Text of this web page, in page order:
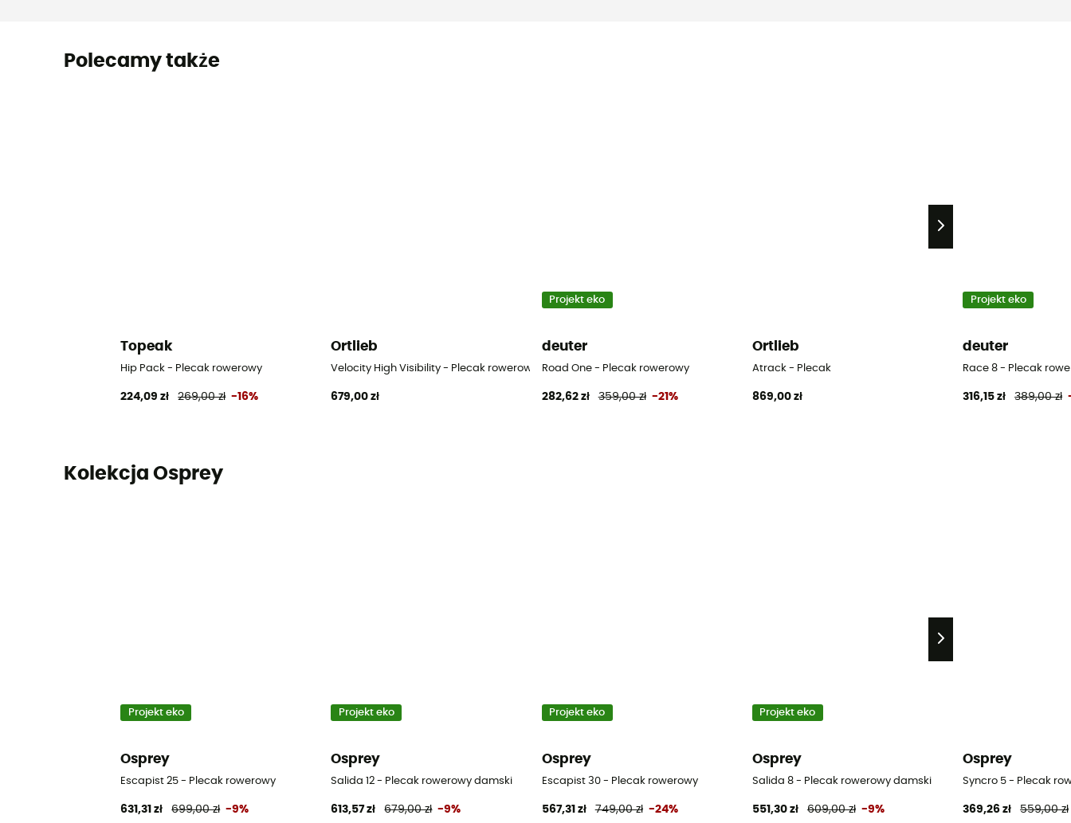
Polecamy także
Topeak
Hip Pack - Plecak rowerowy
224,09 zł 269,00 zł -16%
Ortlieb
Velocity High Visibility - Plecak rowerowy
679,00 zł
Projekt eko
deuter
Road One - Plecak rowerowy
282,62 zł 359,00 zł -21%
Ortlieb
Atrack - Plecak
869,00 zł
Projekt eko
deuter
Race 8 - Plecak
316,15 zł 389,00 zł
Kolekcja Osprey
Projekt eko
Osprey
Escapist 25 - Plecak rowerowy
631,31 zł 699,00 zł -9%
Projekt eko
Osprey
Salida 12 - Plecak rowerowy damski
613,57 zł 679,00 zł -9%
Projekt eko
Osprey
Escapist 30 - Plecak rowerowy
567,31 zł 749,00 zł -24%
Projekt eko
Osprey
Salida 8 - Plecak rowerowy damski
551,30 zł 609,00 zł -9%
Osprey
Syncro 5 - Plecak
369,26 zł 559,00 zł